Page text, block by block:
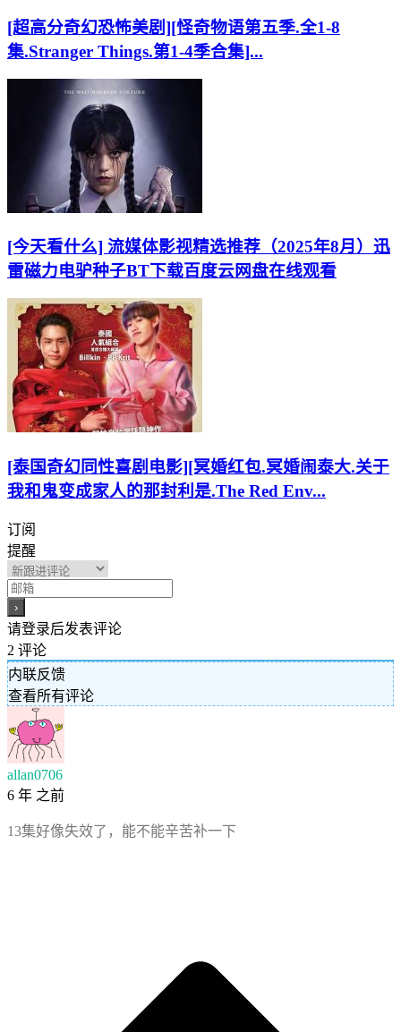
[超高分奇幻恐怖美剧][怪奇物语第五季.全1-8
集.Stranger Things.第1-4季合集]...
[今天看什么] 流媒体影视精选推荐（2025年8月）迅
雷磁力电驴种子BT下载百度云网盘在线观看
[泰国奇幻同性喜剧电影][冥婚红包.冥婚闹泰大.关于
我和鬼变成家人的那封利是.The Red Env...
订阅
提醒
请登录后发表评论
2 评论
内联反馈
查看所有评论
allan0706
6 年 之前
13集好像失效了，能不能辛苦补一下